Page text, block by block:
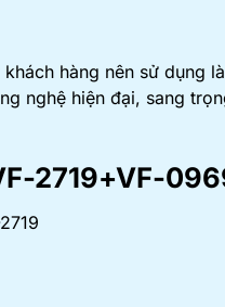
hàng nên sử dụng
nghệ hiện đại, sang
2719+VF-